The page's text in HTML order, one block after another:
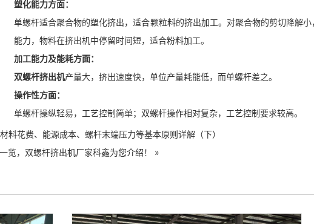
塑化能力方面：
单螺杆适合聚合物的塑化挤出，适合颗粒料的挤出加工。对聚合物的剪切降解
能力，物料在挤出机中停留时间短，适合粉料加工。
加工能力及能耗方面：
双螺杆挤出机产量大，挤出速度快，单位产量耗能低，而单螺杆差之。
操作性方面：
单螺杆操纵轻易，工艺控制简单；双螺杆操作相对复杂，工艺控制要求较高。
料花费、能源成本、螺杆末端压力等基本原则详解（下）
览，双螺杆挤出机厂家科鑫为您介绍！ »